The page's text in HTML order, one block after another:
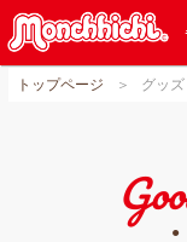
モンチッチとは？
トップページ グッズ
●
閉じる